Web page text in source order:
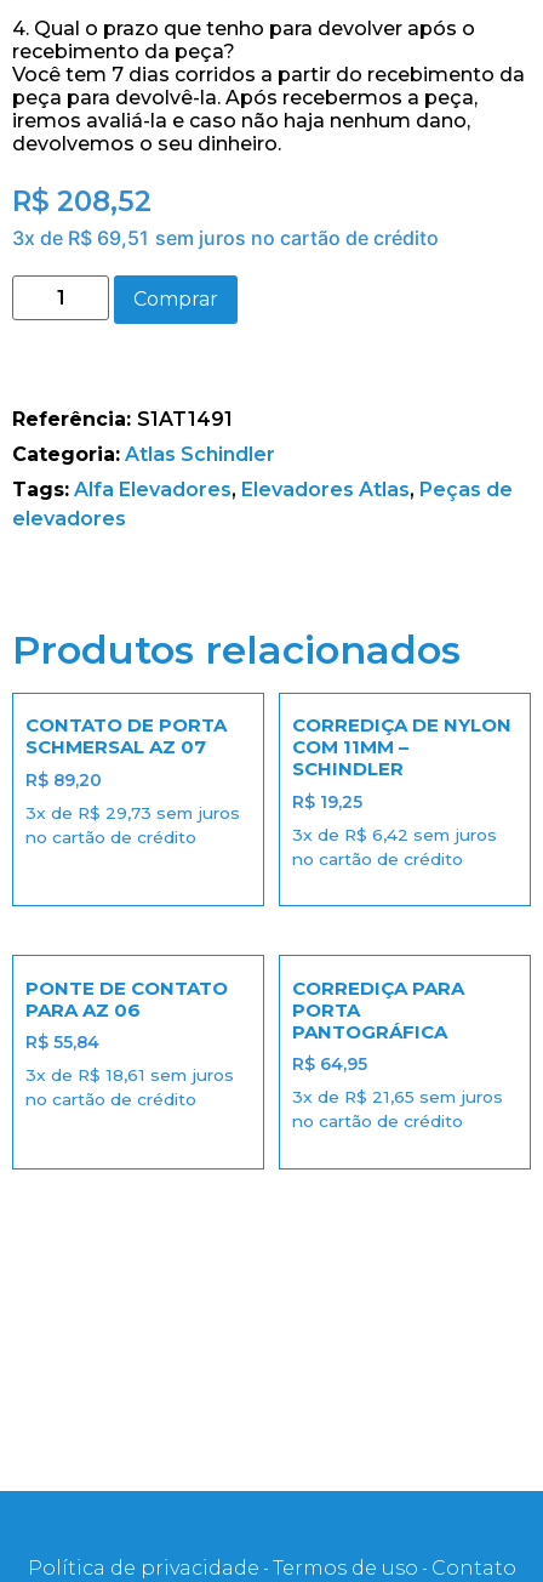
4. Qual o prazo que tenho para devolver após o
recebimento da peça?
Você tem 7 dias corridos a partir do recebimento da
peça para devolvê-la. Após recebermos a peça,
iremos avaliá-la e caso não haja nenhum dano,
devolvemos o seu dinheiro.
R$ 208,52
3x de R$ 69,51 sem juros no cartão de crédito
Comprar
Referência: S1AT1491
Categoria: Atlas Schindler
Tags: Alfa Elevadores, Elevadores Atlas, Peças de
elevadores
Produtos relacionados
CONTATO DE PORTA
SCHMERSAL AZ 07
R$ 89,20
3x de R$ 29,73 sem juros
no cartão de crédito
CORREDIÇA DE NYLON
COM 11MM –
SCHINDLER
R$ 19,25
3x de R$ 6,42 sem juros
no cartão de crédito
PONTE DE CONTATO
PARA AZ 06
R$ 55,84
3x de R$ 18,61 sem juros
no cartão de crédito
CORREDIÇA PARA
PORTA
PANTOGRÁFICA
R$ 64,95
3x de R$ 21,65 sem juros
no cartão de crédito
Política de privacidade Termos de uso Contato